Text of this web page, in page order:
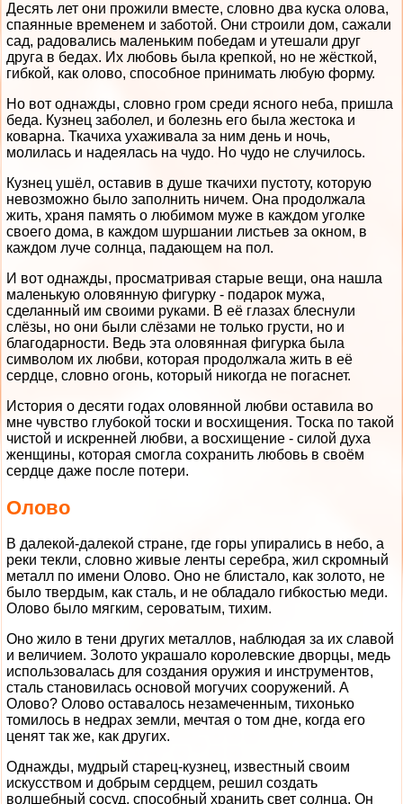
Десять лет они прожили вместе, словно два куска олова,
спаянные временем и заботой. Они строили дом, сажали
сад, радовались маленьким победам и утешали друг
друга в бедах. Их любовь была крепкой, но не жёсткой,
гибкой, как олово, способное принимать любую форму.
Но вот однажды, словно гром среди ясного неба, пришла
беда. Кузнец заболел, и болезнь его была жестока и
коварна. Ткачиха ухаживала за ним день и ночь,
молилась и надеялась на чудо. Но чудо не случилось.
Кузнец ушёл, оставив в душе ткачихи пустоту, которую
невозможно было заполнить ничем. Она продолжала
жить, храня память о любимом муже в каждом уголке
своего дома, в каждом шуршании листьев за окном, в
каждом луче солнца, падающем на пол.
И вот однажды, просматривая старые вещи, она нашла
маленькую оловянную фигурку - подарок мужа,
сделанный им своими руками. В её глазах блеснули
слёзы, но они были слёзами не только грусти, но и
благодарности. Ведь эта оловянная фигурка была
символом их любви, которая продолжала жить в её
сердце, словно огонь, который никогда не погаснет.
История о десяти годах оловянной любви оставила во
мне чувство глубокой тоски и восхищения. Тоска по такой
чистой и искренней любви, а восхищение - силой духа
женщины, которая смогла сохранить любовь в своём
сердце даже после потери.
Олово
В далекой-далекой стране, где горы упирались в небо, а
реки текли, словно живые ленты серебра, жил скромный
металл по имени Олово. Оно не блистало, как золото, не
было твердым, как сталь, и не обладало гибкостью меди.
Олово было мягким, сероватым, тихим.
Оно жило в тени других металлов, наблюдая за их славой
и величием. Золото украшало королевские дворцы, медь
использовалась для создания оружия и инструментов,
сталь становилась основой могучих сооружений. А
Олово? Олово оставалось незамеченным, тихонько
томилось в недрах земли, мечтая о том дне, когда его
ценят так же, как других.
Однажды, мудрый старец-кузнец, известный своим
искусством и добрым сердцем, решил создать
волшебный сосуд, способный хранить свет солнца. Он